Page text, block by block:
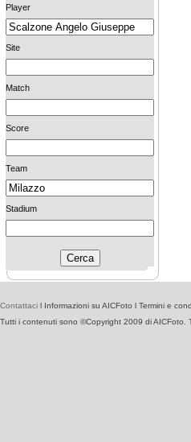
Player
Site
Match
Score
Team
Stadium
Contattaci l Informazioni su AICFoto l Termini e
Tutti i contenuti sono ©Copyright 2009 di